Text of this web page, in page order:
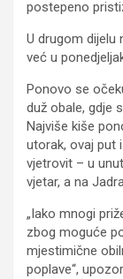
postepeno
U drugom dijelu
već u
Ponovo se
duž obale, gdje
Najviše kiše
utorak, ovaj put
vjetrovit – u
vjetar, a na
„Iako mnogi
zbog moguće
mjestimične
poplave“,